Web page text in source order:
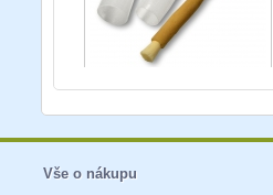
Vše o nákupu